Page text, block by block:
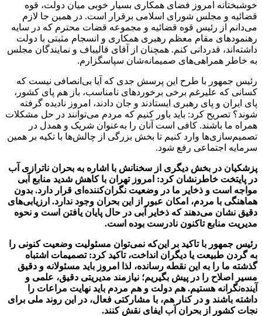
خوشبختانه امروز فضای همکاری بسیار خوبی میان دولت، قوه
قضائیه و مجلس شورای اسلامی برقرار است. در همین جا لازم
می‌دانم از رئیس قوه قضائیه و مجموعه قضات محترم که در سایه
رهنمودهای مقام معظم رهبری همکاری و انسجام مثبتی با دولت
داشته‌اند، قدردانی کنم. همچنان از آقای قالیباف و نمایندگان مجلس
به خاطر همراهی‌های صمیمانه‌شان سپاسگزارم.
رئیس جمهور با طرح این پرسش جدی که آیا بی‌انصافی نیست که
کسانی که علیرغم برخی برخوردهای نامناسب، باز هم پای کشور،
پای ایران و پای رهبری ایستادند و جان دادند، امروز نادیده گرفته
شوند؟ تصریح کرد: باید باور کنیم که مردم می‌توانند در حل مشکلات
همراه ما باشند. کافی است آنان را به‌عنوان شریک و همدل در
تصمیم‌سازی‌ها وارد کنیم تا بخش بزرگی از چالش‌ها با تکیه بر همین
سرمایه اجتماعی رفع شود.
پزشکیان در بخش دیگری از سخنانش با اشاره به بحران ناترازی آب
در پایتخت خاطرنشان کرد: امروز تهران با کاهش شدید منابع آبی
مواجه است و ذخایر ما در وضعیت نگران‌کننده‌ای قرار دارد. بدون
هماهنگی با مردم، امکان عبور از این بحران وجود ندارد. ارزیابی‌های
دقیق نشان می‌دهند که ذخایر آبی در حال پایان یافتن است و نحوه
مدیریت منابع تاکنون نادرست بوده است.
رئیس جمهور با تاکید بر این‌که نمی‌توان مسئولیت وضعیت کنونی را
به گردن طبیعت یا دیگران انداخت، تاکید کرد: تصمیمات اشتباه
گذشته ما را به این نقطه رسانده، لذا امروز باید مسئولانه و دقیق
مسیر اصلاح را در پیش بگیریم؛ نیازمند مدیریتی دقیق، علمی و
آینده‌نگرانه هستیم. هم دولت و هم مردم باید نهایت مراعات را
داشته باشند و در کنار هم، با مشارکتی فعال، در این روند ملی برای
نجات کشور از بحران آب ایفای نقش کنند.